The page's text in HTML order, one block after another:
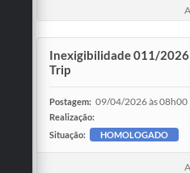
Inexigibilidade 011/2026
Trip
Postagem: 09/04/2026 às 08h00
Realização:
Situação:
HOMOLOGADO